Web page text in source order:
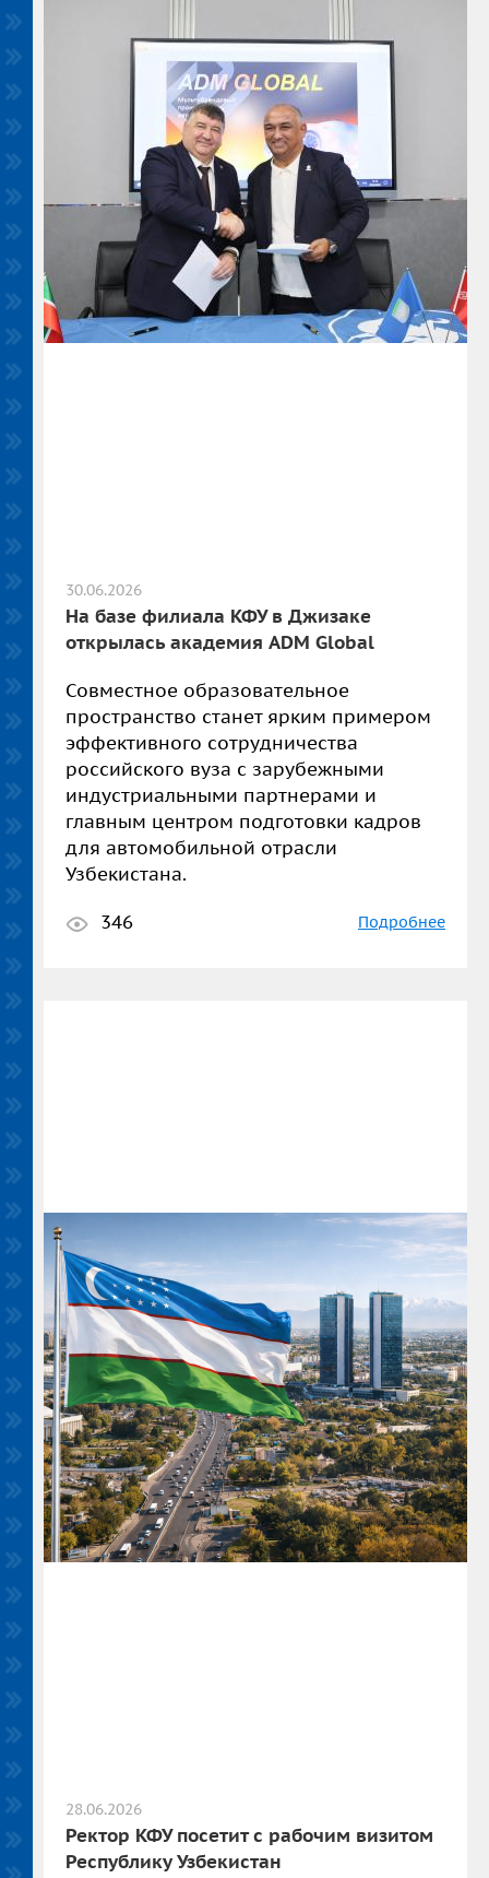
30.06.2026
На базе филиала КФУ в Джизаке
открылась академия ADM Global
Совместное образовательное
пространство станет ярким примером
эффективного сотрудничества
российского вуза с зарубежными
индустриальными партнерами и
главным центром подготовки кадров
для автомобильной отрасли
Узбекистана.
346
Подробнее
28.06.2026
Ректор КФУ посетит с рабочим визитом
Республику Узбекистан